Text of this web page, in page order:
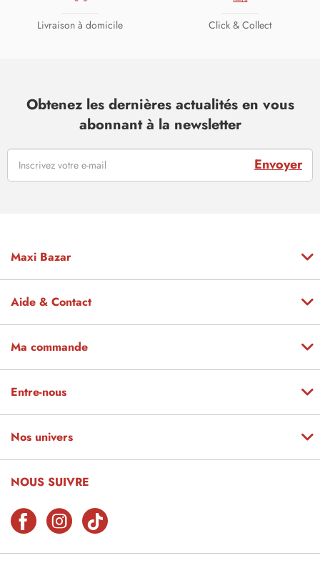
Livraison à domicile Click & Collect
Obtenez les dernières actualités en vous
abonnant à la newsletter
Envoyer
Maxi Bazar
Aide & Contact
Ma commande
Entre-nous
Nos univers
NOUS SUIVRE